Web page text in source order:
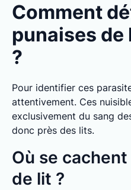
Comment
punaises de
?
Pour identifier ces
attentivement. Ces
exclusivement du sang
donc près des lits.
Où se
de lit ?